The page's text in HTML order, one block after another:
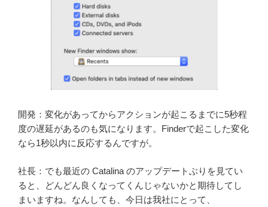
開発：変化があってからアクションが起こるまでに5秒程
度の遅延があるのも気になります。Finderで起こした変化
なら1秒以内に反応するんですが。
社長：でも最近の Catalina のアップデートぶりを見てい
ると、どんどん良くなってくんじゃないかと期待してし
まいますね。なんしても、今日は我社にとって、